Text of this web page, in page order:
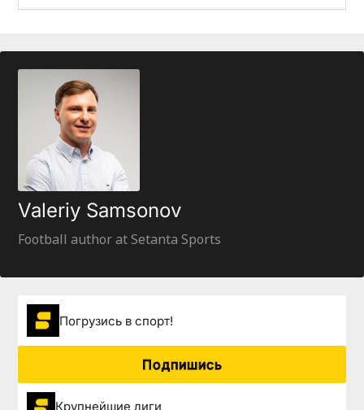
Valeriy Samsonov
Football author at Setanta Sports
Погрузиcь в спорт!
Подпишись
Крупнейшие лиги